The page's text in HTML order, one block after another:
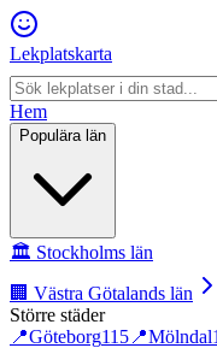
Lekplatskarta
Hem
Populära län
🏛️ Stockholms län
🏢 Västra Götalands län
Större städer
📍Göteborg115 📍Mölndal